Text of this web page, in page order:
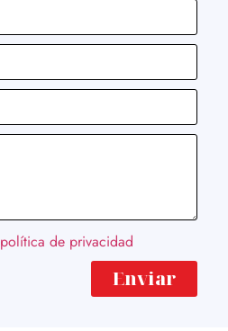
política de privacidad
Enviar